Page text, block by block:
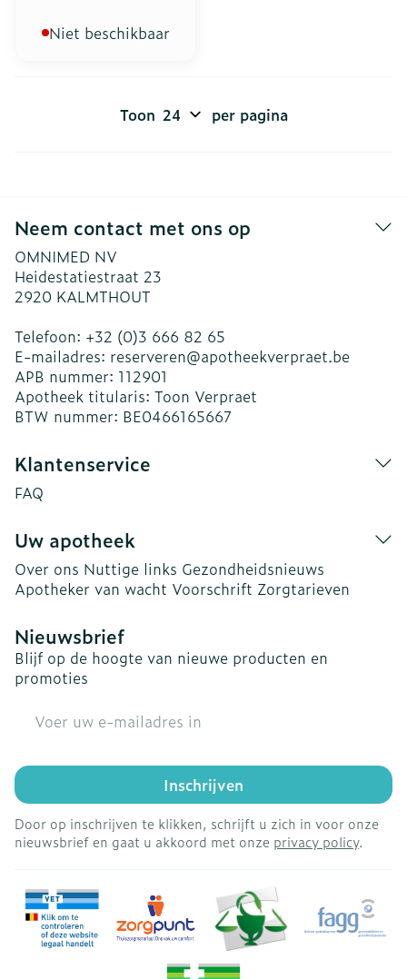
Niet beschikbaar
Toon per pagina
Neem contact met ons op
OMNIMED NV
Heidestatiestraat 23
2920 KALMTHOUT
Telefoon: +32 (0)3 666 82 65
E-mailadres: reserveren@apotheekverpraet.be
APB nummer: 112901
Apotheek titularis: Toon Verpraet
BTW nummer: BE0466165667
Klantenservice
FAQ
Uw apotheek
Over ons Nuttige links Gezondheidsnieuws
Apotheker van wacht Voorschrift Zorgtarieven
Nieuwsbrief
Blijf op de hoogte van nieuwe producten en
promoties
Inschrijven
Door op inschrijven te klikken, schrijft u zich in voor onze
nieuwsbrief en gaat u akkoord met onze privacy policy.